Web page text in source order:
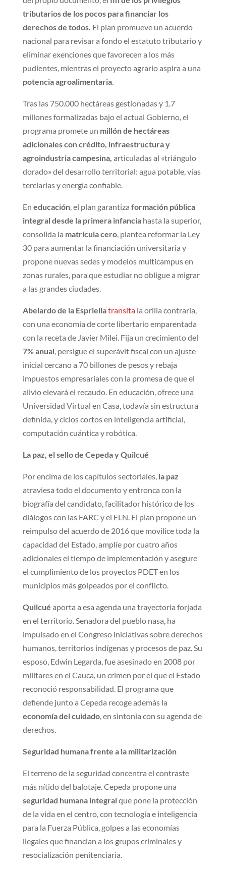
tributariosde los pocos para financiar los
derechos de todos. El plan promueve un acuerdo
nacional para revisar a fondo el estatuto tributario y
eliminar exenciones que favorecen a los más
pudientes, mientras el proyecto agrario aspira a una
potencia agroalimentaria.
Tras las 750.000 hectáreas gestionadas y 1.7
millones formalizadas bajo el actual Gobierno, el
programa promete un millón de hectáreas
adicionalescon crédito, infraestructura y
agroindustria campesina, articuladas al «triángulo
dorado» del desarrollo territorial: agua potable, vías
terciarias y energía confiable.
En educación, el plan garantiza formación pública
integral desde la primera infanciahasta la superior,
consolida la matrícula cero, plantea reformar la Ley
30 para aumentar la financiación universitaria y
propone nuevas sedes y modelos multicampus en
zonas rurales, para que estudiar no obligue a migrar
a las grandes ciudades.
Abelardo de la Espriellatransitala orilla contraria,
con una economía de corte libertario emparentada
con la receta de Javier Milei. Fija un crecimiento del
7% anual, persigue el superávit fiscal con un ajuste
inicial cercano a 70 billones de pesos y rebaja
impuestos empresariales con la promesa de que el
alivio elevará el recaudo. En educación, ofrece una
Universidad Virtual en Casa, todavía sin estructura
definida, y ciclos cortos en inteligencia artificial,
computación cuántica y robótica.
La paz, el sello de Cepeda y Quilcué
Por encima de los capítulos sectoriales,la paz
atraviesa todo el documento y entronca con la
biografía del candidato, facilitador histórico de los
diálogos con las FARC y el ELN. El plan propone un
reimpulso del acuerdo de 2016 que movilice toda la
capacidad del Estado, amplíe por cuatro años
adicionales el tiempo de implementación y asegure
el cumplimiento de los proyectos PDET en los
municipios más golpeados por el conflicto.
Quilcué aporta a esa agenda una trayectoria forjada
en el territorio. Senadora del pueblo nasa, ha
impulsado en el Congreso iniciativas sobre derechos
humanos, territorios indígenas y procesos de paz. Su
esposo, Edwin Legarda, fue asesinado en 2008 por
militares en el Cauca, un crimen por el que el Estado
reconoció responsabilidad. El programa que
defiende junto a Cepeda recoge además la
economía del cuidado, en sintonía con su agenda de
derechos.
Seguridad humana frente a la militarización
El terreno de la seguridad concentra el contraste
más nítido del balotaje. Cepeda propone una
seguridad humana integralque pone la protección
de la vida en el centro, con tecnología e inteligencia
para la Fuerza Pública, golpes a las economías
ilegales que financian a los grupos criminales y
resocialización penitenciaria.